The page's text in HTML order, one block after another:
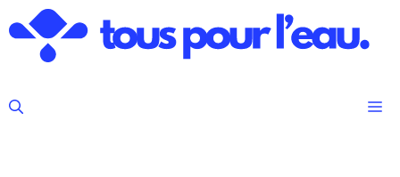
au
contenu